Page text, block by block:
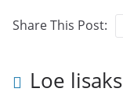
Share This Post:
Loe lisaks